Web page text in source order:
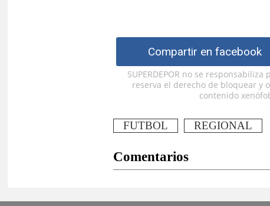
Compartir en facebook
SUPERDEPOR no se
reserva el derecho de bloquear y
contenido
FUTBOL REGIONAL
Comentarios